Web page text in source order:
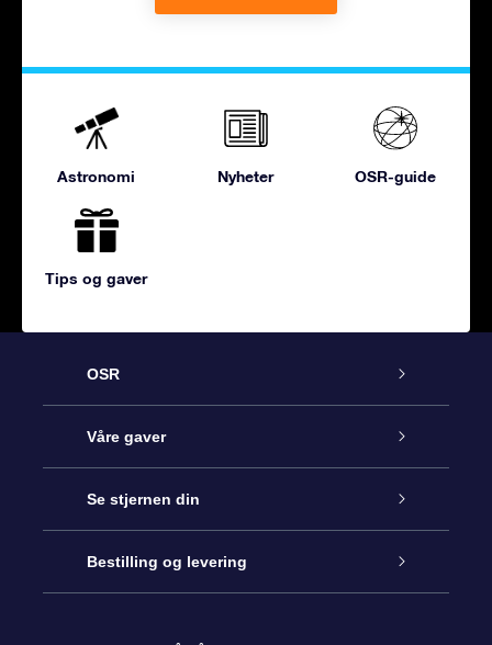
Astronomi Nyheter OSR-guide
Tips og gaver
OSR
Kundeservice
Kontakt oss
Bloggen
Våre gaver
Online Stjernegave
OSR Gavepakke
Se stjernen din
Star Register
Bestilling og levering